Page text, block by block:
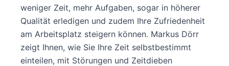
weniger Zeit, mehr Aufgaben, sogar in höherer
Qualität erledigen und zudem Ihre Zufriedenheit
am Arbeitsplatz steigern können. Markus Dörr
zeigt Ihnen, wie Sie Ihre Zeit selbstbestimmt
einteilen, mit Störungen und Zeitdieben